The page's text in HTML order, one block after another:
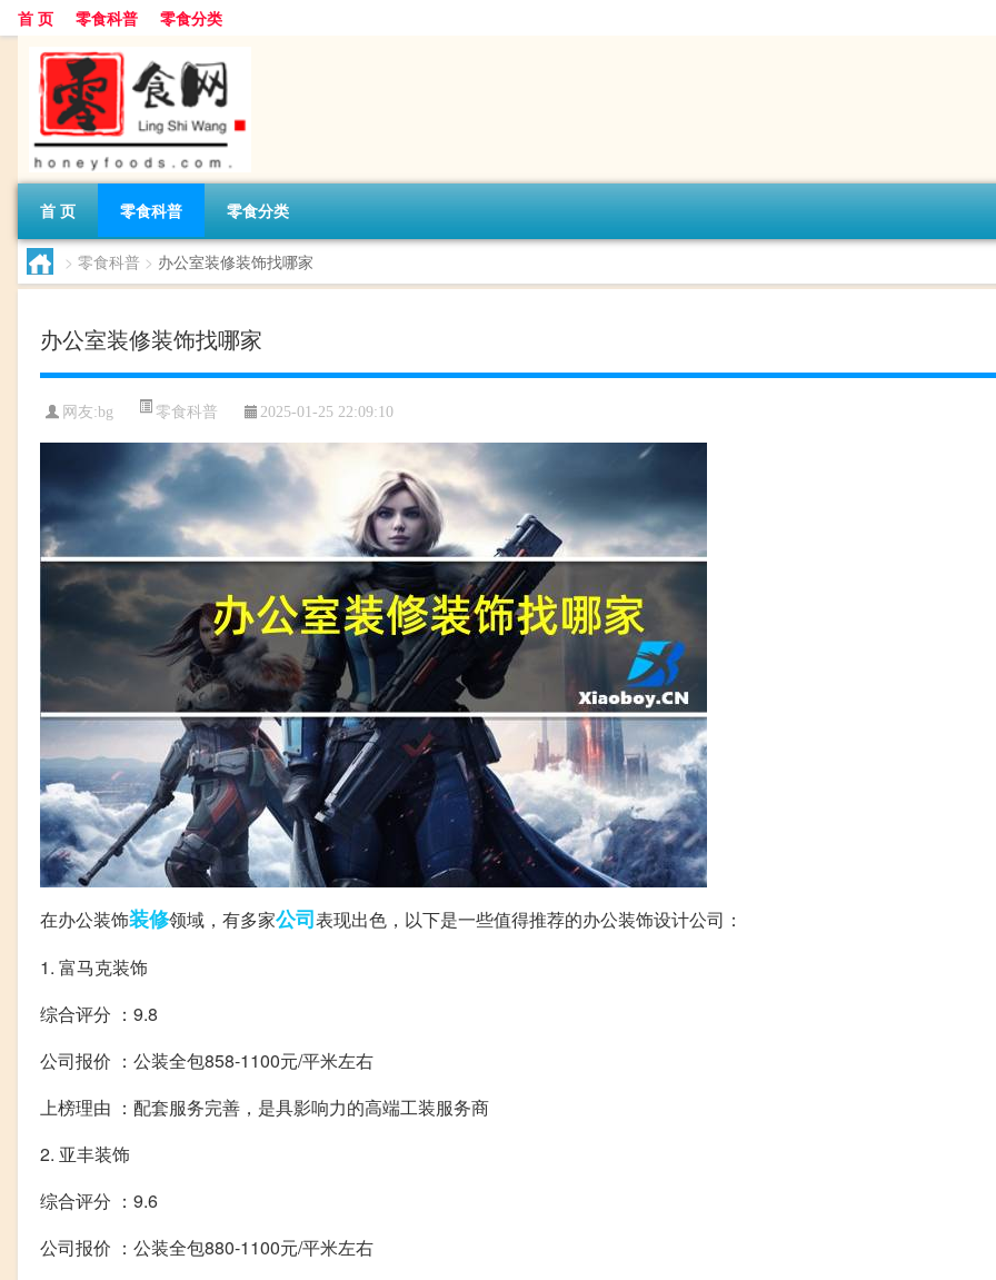
首 页 零食科普 零食分类
首 页 零食科普 零食分类
> 零食科普 > 办公室装修装饰找哪家
办公室装修装饰找哪家
网友:bg 零食科普 2025-01-25 22:09:10
在办公装饰装修领域，有多家公司表现出色，以下是一些值得推荐的办公装饰设计公司：
1. 富马克装饰
综合评分 ：9.8
公司报价 ：公装全包858-1100元/平米左右
上榜理由 ：配套服务完善，是具影响力的高端工装服务商
2. 亚丰装饰
综合评分 ：9.6
公司报价 ：公装全包880-1100元/平米左右